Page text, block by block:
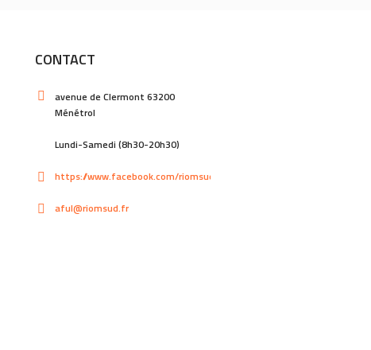
CONTACT
avenue de Clermont 63200
Ménétrol
Lundi-Samedi (8h30-20h30)
https://www.facebook.com/riomsud
aful@riomsud.fr